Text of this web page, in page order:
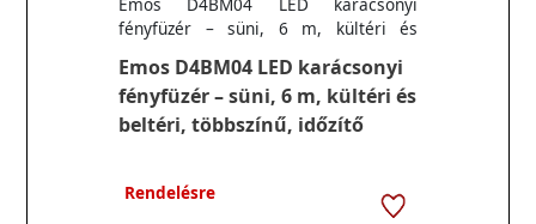
Emos D4BM04 LED karácsonyi
fényfüzér – süni, 6 m, kültéri és
beltéri, többszínű, időzítő
fényfüzér – süni, 6 m, kültéri és
Rendelésre